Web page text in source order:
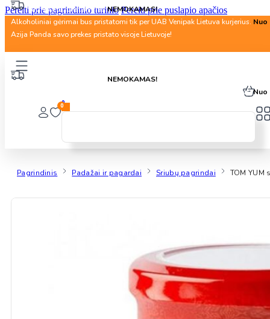
Pereiti prie pagrindinio turinio Pereiti prie puslapio apačios
Nuo 40 Eur. pristatymasNEMOKAMAS!
Alkoholiniai gėrimai bus pristatomi tik per UAB Venipak Lietuva kurjerius. Nuo
Azija Panda savo prekes pristato visoje Lietuvoje!
NEMOKAMAS!
Alkoholiniai gėrimai bus pristatomi tik per UAB Venipak Lietuva kurjerius.Nuo
00
Pagrindinis Padažai ir pagardai Sriubų pagrindai TOM YUM